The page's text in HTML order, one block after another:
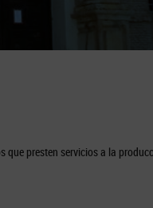
presten servicios a la